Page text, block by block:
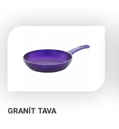
GRANIT TAVA